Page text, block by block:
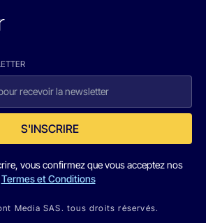
S'INSCRIRE
vous confirmez que vous acceptez nos
Termes et Conditions
Media SAS. tous droits réservés.